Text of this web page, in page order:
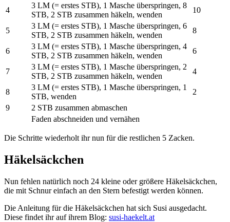
4
3 LM (= erstes STB), 1 Masche überspringen, 8
STB, 2 STB zusammen häkeln, wenden
10
5
3 LM (= erstes STB), 1 Masche überspringen, 6
STB, 2 STB zusammen häkeln, wenden
8
6
3 LM (= erstes STB), 1 Masche überspringen, 4
STB, 2 STB zusammen häkeln, wenden
6
7
3 LM (= erstes STB), 1 Masche überspringen, 2
STB, 2 STB zusammen häkeln, wenden
4
8
3 LM (= erstes STB), 1 Masche überspringen, 1
STB, wenden
2
9
2 STB zusammen abmaschen
Faden abschneiden und vernähen
Die Schritte wiederholt ihr nun für die restlichen 5 Zacken.
Häkelsäckchen
Nun fehlen natürlich noch 24 kleine oder größere Häkelsäckchen,
die mit Schnur einfach an den Stern befestigt werden können.
Die Anleitung für die Häkelsäckchen hat sich Susi ausgedacht.
Diese findet ihr auf ihrem Blog: susi-haekelt.at